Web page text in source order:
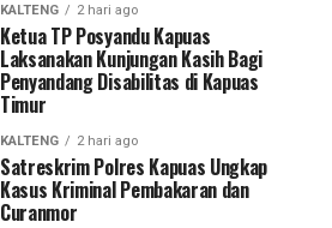
KALTENG 2 hari ago
Ketua TP Posyandu Kapuas
Laksanakan Kunjungan Kasih Bagi
Penyandang Disabilitas di Kapuas
Timur
KALTENG 2 hari ago
Satreskrim Polres Kapuas Ungkap
Kasus Kriminal Pembakaran dan
Curanmor